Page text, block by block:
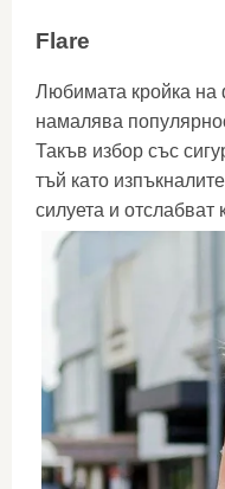
Flare
Любимата кройка на
намалява
Такъв избор със
тъй като
силуета и отслабват